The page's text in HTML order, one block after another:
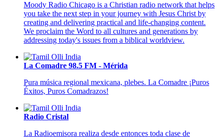
Moody Radio Chicago is a Christian radio network that helps
you take the next step in your journey with Jesus Christ by
creating and delivering practical and life-changing content.
We proclaim the Word to all cultures and generations by
addressing today's issues from a biblical worldview.
La Comadre 98.5 FM - Mérida
Pura música regional mexicana, plebes. La Comadre ¡Puros
Éxitos, Puros Comadrazos!
Radio Cristal
La Radioemisora realiza desde entonces toda clase de